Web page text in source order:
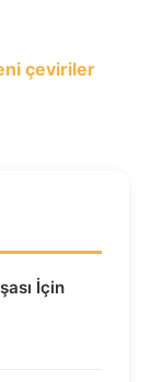
çeviriler
İçin